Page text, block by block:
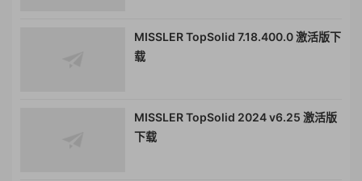
MISSLER TopSolid 7.18.400.0 激活版下
载
MISSLER TopSolid 2024 v6.25 激活版
下载